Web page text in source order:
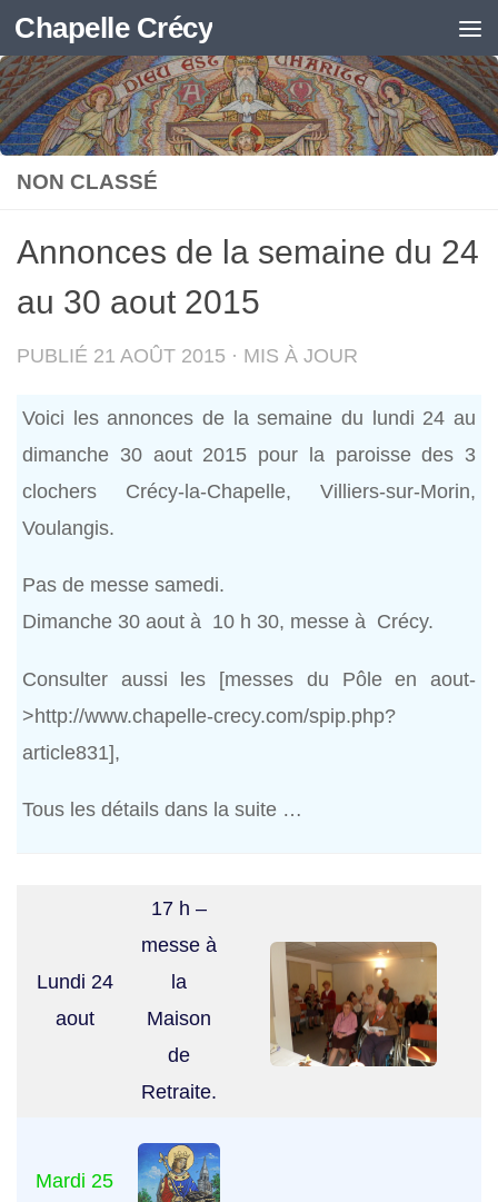
Skip to content
Chapelle Crécy
NON CLASSÉ
Annonces de la semaine du 24
au 30 aout 2015
PUBLIÉ 21 AOÛT 2015 · MIS À JOUR
Voici les annonces de la semaine du lundi 24 au
dimanche 30 aout 2015 pour la paroisse des 3
clochers Crécy-la-Chapelle, Villiers-sur-Morin,
Voulangis.
Pas de messe samedi.
Dimanche 30 aout à 10 h 30, messe à Crécy.
Consulter aussi les [messes du Pôle en aout-
>http://www.chapelle-crecy.com/spip.php?
article831],
Tous les détails dans la suite …
Lundi 24
aout
17 h –
messe à
la
Maison
de
Retraite.
Mardi 25